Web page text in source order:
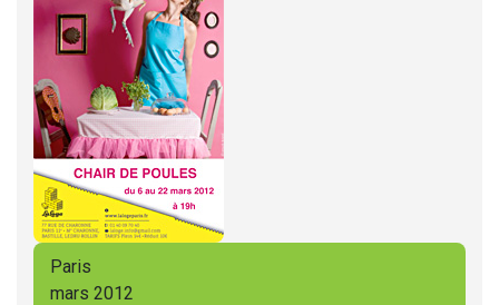
Paris
mars 2012